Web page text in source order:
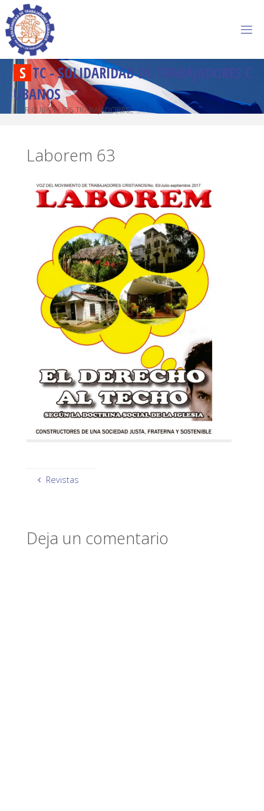
S TC-SOLIDARIDADD R A BAJADORES C
U BANOS
POR CUBA Y LOS TRABAJADORES
Laborem 63
Revistas
Deja un comentario